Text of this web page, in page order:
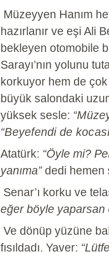
Müzeyyen Hanım
hazırlanır ve eşi Ali
bekleyen otomobile
Sarayı’nın yolunu
korkuyor hem de
büyük salondaki
yüksek sesle:
“Beyefendi de
Atatürk: “Öyle mi?
yanıma”dedi hemen
Senar’ı korku ve
eğer böyle yaparsan
Ve dönüp yüzüne
fısıldadı. Yaver: